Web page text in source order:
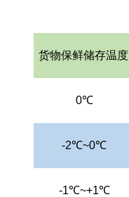
货物保鲜储存温度
0℃
-2℃~0℃
-1℃~+1℃